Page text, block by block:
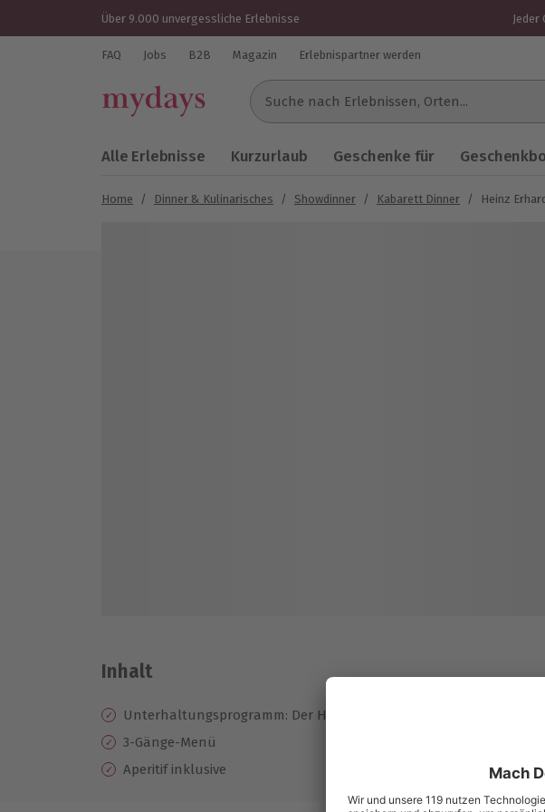
Über 9.000 unvergessliche Erlebnisse
FAQ Jobs B2B Magazin Erlebnispartner werden
Suche nach Erlebnissen...
Alle Erlebnisse Kurzurlaub Geschenke für
Home / Dinner & Kulinarisches / Showdinner / Kabarett Dinner / Heinz
Inhalt
Unterhaltungsprogramm: Der Heinz Erhardt Abend
3-Gänge-Menü
Aperitif inklusive